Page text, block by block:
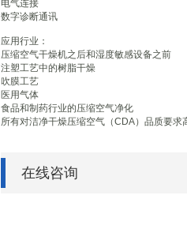
电气连接
数字诊断通讯
应用行业：
压缩空气干燥机之后和湿度敏感设备之前
注塑工艺中的树脂干燥
吹膜工艺
医用气体
食品和制药行业的压缩空气净化
所有对洁净干燥压缩空气（CDA）品质要求
在线咨询